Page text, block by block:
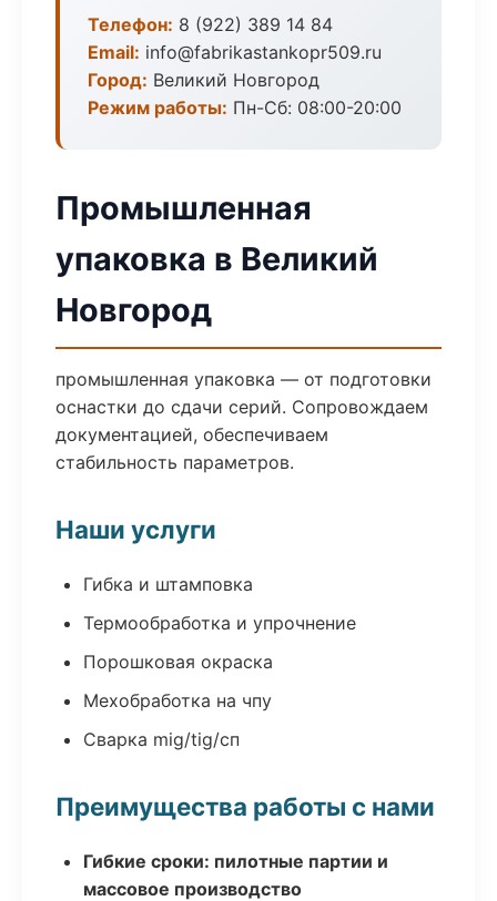
Телефон: 8 (922) 389 14 84
Email: info@fabrikastankopr509.ru
Город: Великий Новгород
Режим работы: Пн-Сб: 08:00-20:00
Промышленная
упаковка в Великий
Новгород
промышленная упаковка — от подготовки
оснастки до сдачи серий. Сопровождаем
документацией, обеспечиваем
стабильность параметров.
Наши услуги
Гибка и штамповка
Термообработка и упрочнение
Порошковая окраска
Мехобработка на чпу
Сварка mig/tig/сп
Преимущества работы с нами
Гибкие сроки: пилотные партии и
массовое производство